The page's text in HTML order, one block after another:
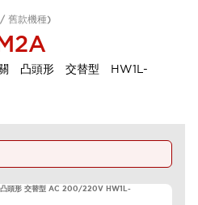
舊款機種)
凸頭形 交替型 HW1L-
頭形 交替型 AC 200/220V HW1L-